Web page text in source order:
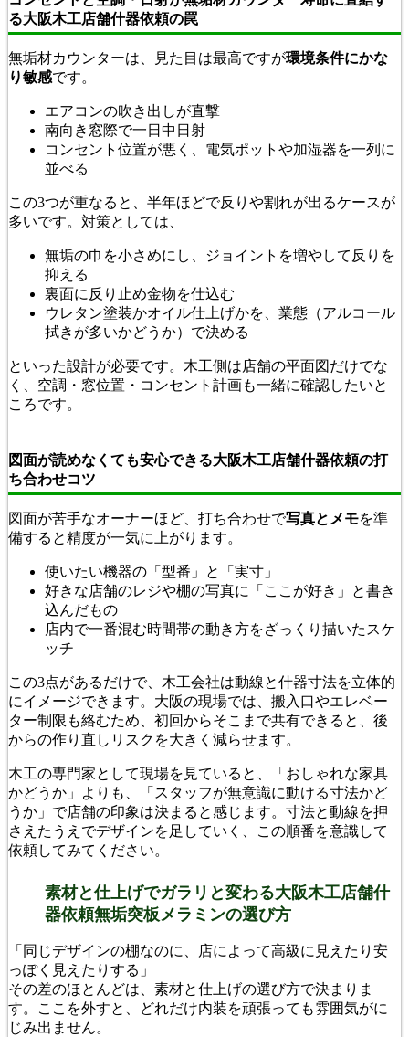
る大阪木工店舗什器依頼の罠
無垢材カウンターは、見た目は最高ですが環境条件にかな
り敏感です。
エアコンの吹き出しが直撃
南向き窓際で一日中日射
コンセント位置が悪く、電気ポットや加湿器を一列に
並べる
この3つが重なると、半年ほどで反りや割れが出るケースが
多いです。対策としては、
無垢の巾を小さめにし、ジョイントを増やして反りを
抑える
裏面に反り止め金物を仕込む
ウレタン塗装かオイル仕上げかを、業態（アルコール
拭きが多いかどうか）で決める
といった設計が必要です。木工側は店舗の平面図だけでな
く、空調・窓位置・コンセント計画も一緒に確認したいと
ころです。
図面が読めなくても安心できる大阪木工店舗什器依頼の打
ち合わせコツ
図面が苦手なオーナーほど、打ち合わせで写真とメモを準
備すると精度が一気に上がります。
使いたい機器の「型番」と「実寸」
好きな店舗のレジや棚の写真に「ここが好き」と書き
込んだもの
店内で一番混む時間帯の動き方をざっくり描いたスケ
ッチ
この3点があるだけで、木工会社は動線と什器寸法を立体的
にイメージできます。大阪の現場では、搬入口やエレベー
ター制限も絡むため、初回からそこまで共有できると、後
からの作り直しリスクを大きく減らせます。
木工の専門家として現場を見ていると、「おしゃれな家具
かどうか」よりも、「スタッフが無意識に動ける寸法かど
うか」で店舗の印象は決まると感じます。寸法と動線を押
さえたうえでデザインを足していく、この順番を意識して
依頼してみてください。
素材と仕上げでガラリと変わる大阪木工店舗什
器依頼無垢突板メラミンの選び方
「同じデザインの棚なのに、店によって高級に見えたり安
っぽく見えたりする」
その差のほとんどは、素材と仕上げの選び方で決まりま
す。ここを外すと、どれだけ内装を頑張っても雰囲気がに
じみ出ません。